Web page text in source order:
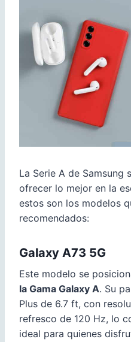
La Serie A de Samsung
ofrecer lo mejor en la
estos son los modelos
recomendados:
Galaxy A73 5G
Este modelo se
la Gama Galaxy A. Su
Plus de 6.7 ft, con
refresco de 120 Hz, lo
ideal para quienes